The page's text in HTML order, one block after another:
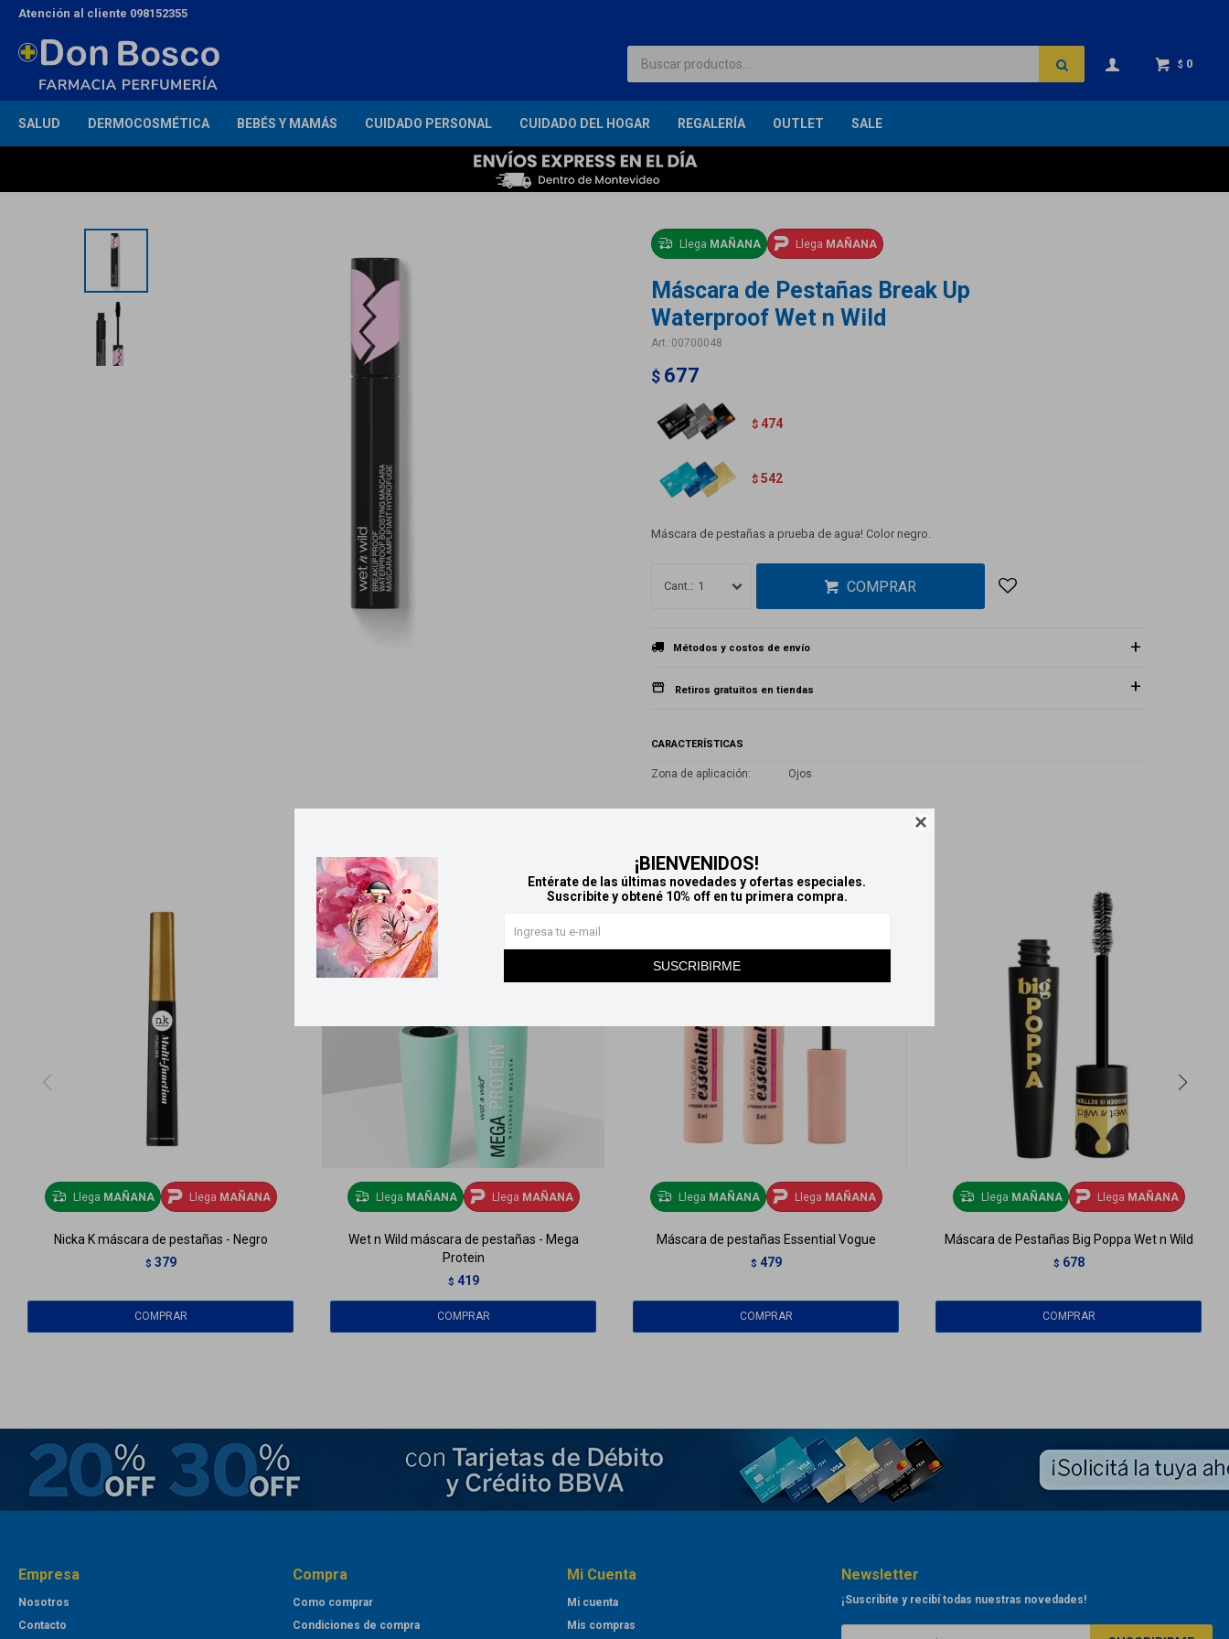

¡BIENVENIDOS!
Entérate de las últimas novedades y ofertas especiales.
Suscribite y obtené 10% off en tu primera compra.
SUSCRIBIRME
SALUD DERMOCOSMÉTICA BEBÉS Y MAMÁS CUIDADO PERSONAL CUIDADO DEL HOGAR REGALERÍA OUTLET SALE
$ 0
Atención al cliente 098152355
Llega MAÑANA Llega MAÑANA
Máscara de Pestañas Break Up
Waterproof Wet n Wild
00700048
$ 677
$ 474
$ 542
Máscara de pestañas a prueba de agua! Color negro.
1 COMPRAR
Métodos y costos de envío
Retiros gratuitos en tiendas
CARACTERÍSTICAS
Zona de aplicación Ojos
Llega MAÑANA Llega MAÑANA
Nicka K máscara de pestañas - Negro
$ 379
Llega MAÑANA Llega MAÑANA
Wet n Wild máscara de pestañas - Mega
Protein
$ 419
Llega MAÑANA Llega MAÑANA
Máscara de pestañas Essential Vogue
$ 479
Llega MAÑANA Llega MAÑANA
Máscara de Pestañas Big Poppa Wet n Wild
$ 678
Empresa
Nosotros
Contacto
Compra
Como comprar
Condiciones de compra
Mi Cuenta
Mi cuenta
Mis compras
Newsletter
¡Suscribite y recibí todas nuestras novedades!